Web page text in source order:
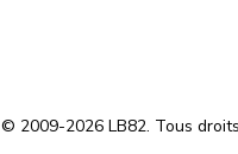
© 2009-2026 LB82. Tous